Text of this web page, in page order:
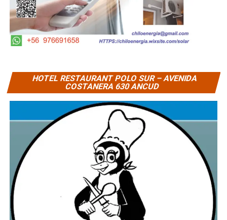
HOTEL RESTAURANT POLO SUR – AVENIDA
COSTANERA 630 ANCUD